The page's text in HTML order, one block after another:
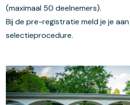
(maximaal 50 deelnemers).
Bij de pre-registratie meld je je
selectieprocedure.